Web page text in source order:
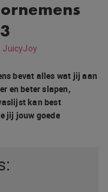
JuicyJoy
bevat alles wat jij aan
en beter slapen,
kan best
jij jouw goede